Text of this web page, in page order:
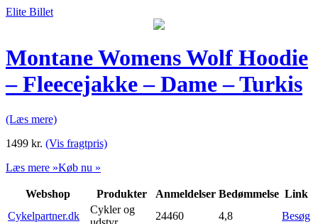
Elite Billet
Montane Womens Wolf Hoodie
– Fleecejakke – Dame – Turkis
(Læs mere)
1499 kr. (Vis fragtpris)
Læs mere »Køb nu »
Webshop Produkter Anmeldelser Bedømmelse Link
Cykelpartner.dk
Cykler og
24460 4,8 Besøg